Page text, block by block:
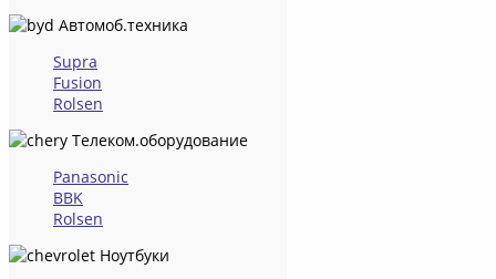
Автомоб.техника
Supra
Fusion
Rolsen
Телеком.оборудование
Panasonic
BBK
Rolsen
Ноутбуки